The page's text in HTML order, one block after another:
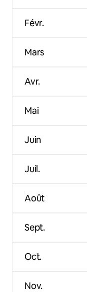
Févr.
Mars
Avr.
Mai
Juin
Juil.
Août
Sept.
Oct.
Nov.